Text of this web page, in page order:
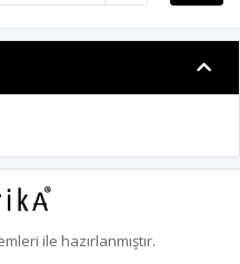
ile hazırlanmıştır.